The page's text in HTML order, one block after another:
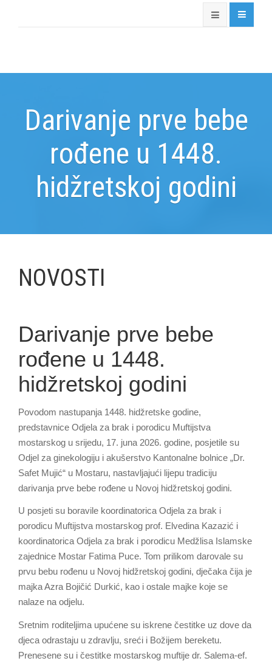
Darivanje prve bebe
rođene u 1448.
hidžretskoj godini
NOVOSTI
Darivanje prve bebe
rođene u 1448.
hidžretskoj godini
Povodom nastupanja 1448. hidžretske godine,
predstavnice Odjela za brak i porodicu Muftijstva
mostarskog u srijedu, 17. juna 2026. godine, posjetile su
Odjel za ginekologiju i akušerstvo Kantonalne bolnice „Dr.
Safet Mujić“ u Mostaru, nastavljajući lijepu tradiciju
darivanja prve bebe rođene u Novoj hidžretskoj godini.
U posjeti su boravile koordinatorica Odjela za brak i
porodicu Muftijstva mostarskog prof. Elvedina Kazazić i
koordinatorica Odjela za brak i porodicu Medžlisa Islamske
zajednice Mostar Fatima Puce. Tom prilikom darovale su
prvu bebu rođenu u Novoj hidžretskoj godini, dječaka čija je
majka Azra Bojičić Durkić, kao i ostale majke koje se
nalaze na odjelu.
Sretnim roditeljima upućene su iskrene čestitke uz dove da
djeca odrastaju u zdravlju, sreći i Božijem bereketu.
Prenesene su i čestitke mostarskog muftije dr. Salema-ef.